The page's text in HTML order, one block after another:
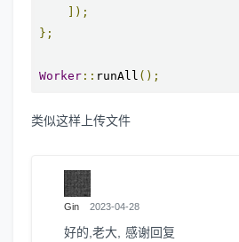
]);
};
Worker :: runAll ();
类似这样上传文件
Gin 2023-04-28
好的,老大, 感谢回复